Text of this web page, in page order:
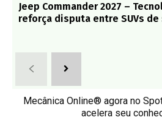
Jeep Commander 2027 –
reforça disputa entre SUVs
Mecânica Online® agora no
acelera seu